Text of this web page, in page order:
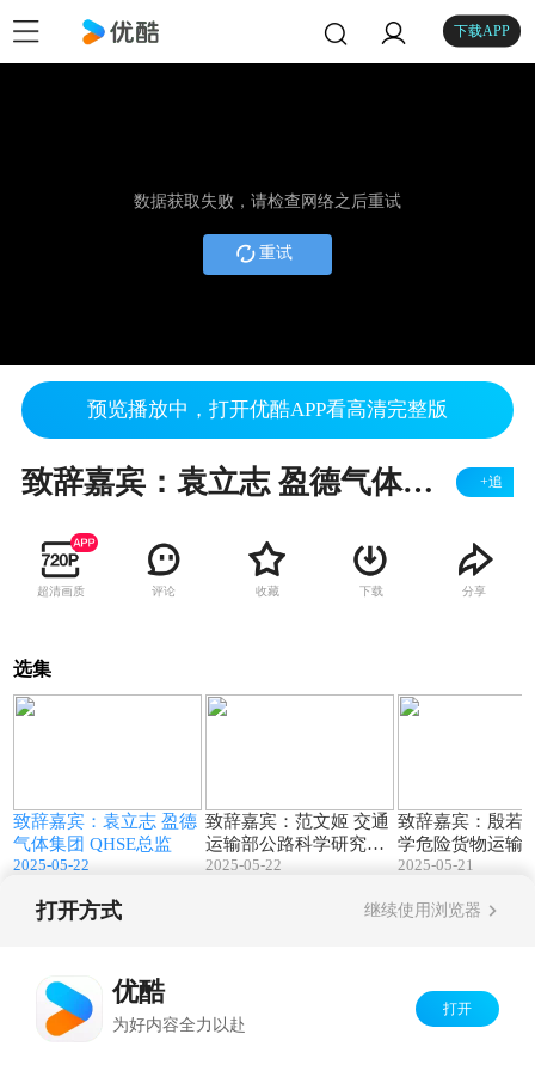
下载APP
数据获取失败，请检查网络之后重试
重试
预览播放中，打开优酷APP看高清完整版
致辞嘉宾：袁立志 盈德气体集团 QHSE总监 +追
超清画质 评论 收藏 下载 分享
选集
致辞嘉宾：袁立志 盈德
气体集团 QHSE总监
2025-05-22
致辞嘉宾：范文姬 交通
运输部公路科学研究院
副研究员
2025-05-22
致辞嘉宾：殷若 长安大
学危险货物运输
研究员
2025-05-21
打开方式 继续使用浏览器
优酷
为好内容全力以赴
打开